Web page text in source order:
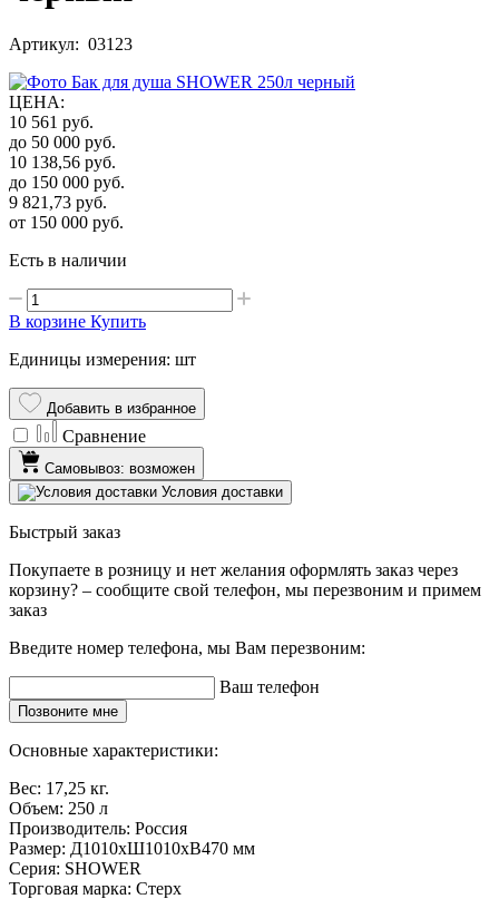
Артикул: 03123
ЦЕНА:
10 561 руб.
до 50 000 руб.
10 138,56 руб.
до 150 000 руб.
9 821,73 руб.
от 150 000 руб.
Есть в наличии
В корзине Купить
Единицы измерения: шт
Добавить в избранное
Сравнение
Самовывоз: возможен
Условия доставки
Быстрый заказ
Покупаете в розницу и нет желания оформлять заказ через
корзину? – сообщите свой телефон, мы перезвоним и примем
заказ
Введите номер телефона, мы Вам перезвоним:
Ваш телефон
Позвоните мне
Основные характеристики:
Вес: 17,25 кг.
Объем: 250 л
Производитель: Россия
Размер: Д1010хШ1010хВ470 мм
Серия: SHOWER
Торговая марка: Стерх